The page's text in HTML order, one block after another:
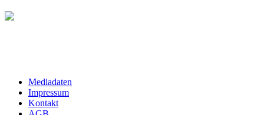
Mediadaten
Impressum
Kontakt